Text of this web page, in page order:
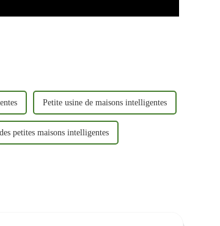
Petite usine de maisons intelligentes
petites maisons intelligentes